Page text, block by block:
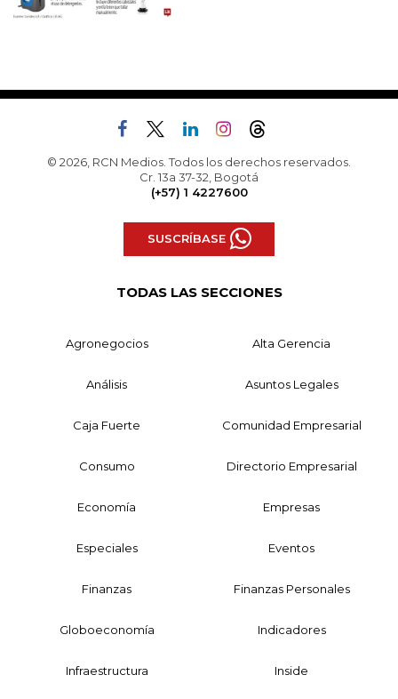
© 2026, RCN Medios. Todos los derechos reservados.
Cr. 13a 37-32, Bogotá
(+57) 1 4227600
SUSCRÍBASE
TODAS LAS SECCIONES
Agronegocios Alta Gerencia
Análisis Asuntos Legales
Caja Fuerte Comunidad Empresarial
Consumo Directorio Empresarial
Economía Empresas
Especiales Eventos
Finanzas Finanzas Personales
Globoeconomía Indicadores
Infraestructura Inside